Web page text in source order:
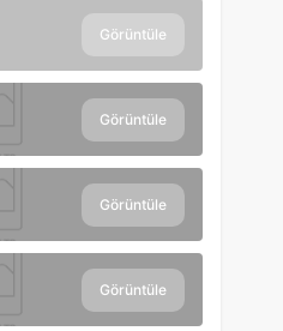
Görüntüle
Görüntüle
Görüntüle
Görüntüle